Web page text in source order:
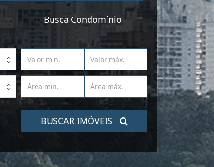
Referência
Busca Condomínio
BUSCAR IMÓVEIS